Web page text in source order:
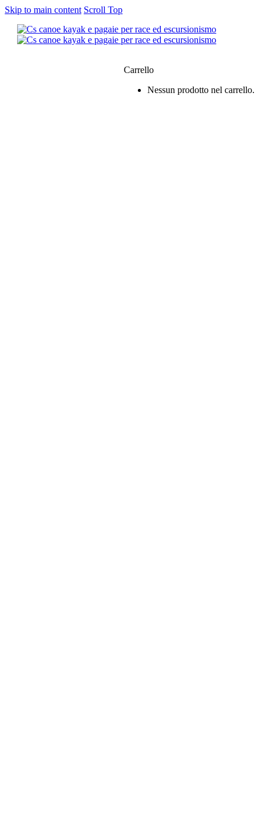
Skip to main content Scroll Top
Carrello
Nessun prodotto nel carrello.